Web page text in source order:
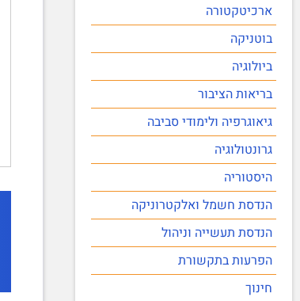
ארכיטקטורה
בוטניקה
ביולוגיה
בריאות הציבור
גיאוגרפיה ולימודי סביבה
גרונטולוגיה
היסטוריה
הנדסת חשמל ואלקטרוניקה
הנדסת תעשייה וניהול
הפרעות בתקשורת
חינוך